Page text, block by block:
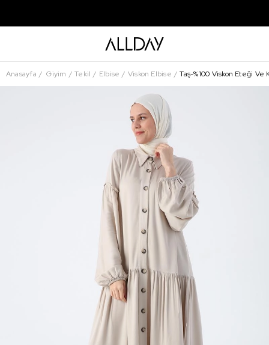
Anasayfa Giyim Tekil Elbise Viskon Elbise Taş-%100 Viskon Eteği Ve